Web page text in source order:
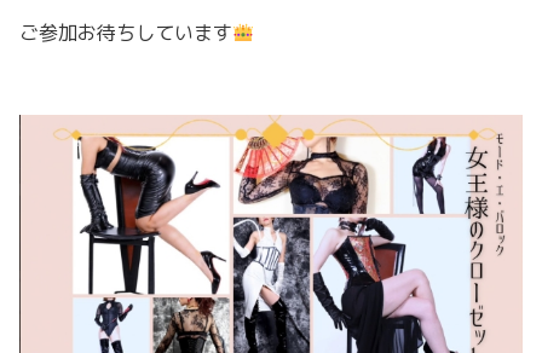
ご参加お待ちしています